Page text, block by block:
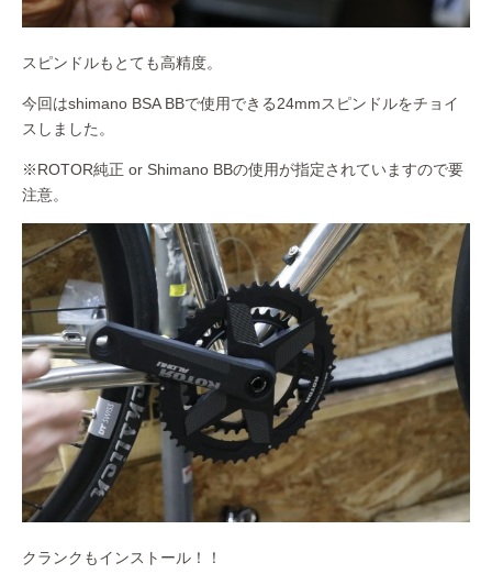
スピンドルもとても高精度。
今回はshimano BSA BBで使用できる24mmスピンドルをチョイ
スしました。
※ROTOR純正 or Shimano BBの使用が指定されていますので要
注意。
クランクもインストール！！